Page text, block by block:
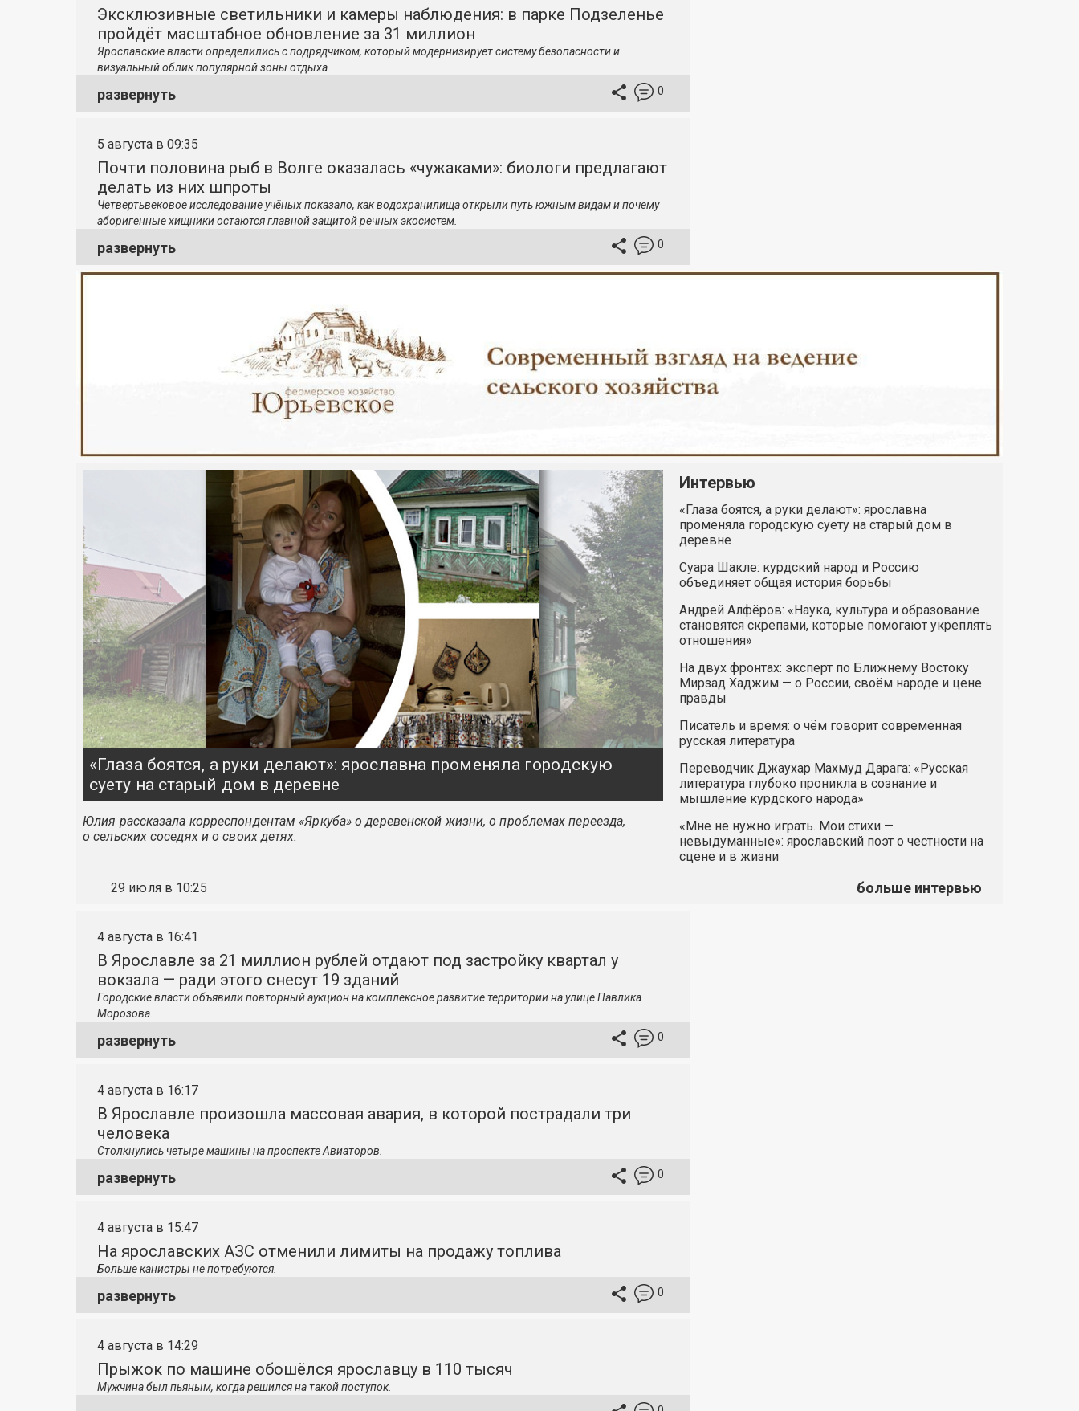
Эксклюзивные светильники и камеры наблюдения: в парке Подзеленье
пройдёт масштабное обновление за 31 миллион
Ярославские власти определились с подрядчиком, который модернизирует систему безопасности и
визуальный облик популярной зоны отдыха.
развернуть 0
5 августа в 09:35
Почти половина рыб в Волге оказалась «чужаками»: биологи предлагают
делать из них шпроты
Четвертьвековое исследование учёных показало, как водохранилища открыли путь южным видам и почему
аборигенные хищники остаются главной защитой речных экосистем.
развернуть 0
«Глаза боятся, а руки делают»: ярославна променяла городскую
суету на старый дом в деревне
Юлия рассказала корреспондентам «Яркуба» о деревенской жизни, о проблемах переезда,
о сельских соседях и о своих детях.
29 июля в 10:25
Интервью
«Глаза боятся, а руки делают»: ярославна
променяла городскую суету на старый дом в
деревне
Суара Шакле: курдский народ и Россию
объединяет общая история борьбы
Андрей Алфёров: «Наука, культура и образование
становятся скрепами, которые помогают укреплять
отношения»
На двух фронтах: эксперт по Ближнему Востоку
Мирзад Хаджим — о России, своём народе и цене
правды
Писатель и время: о чём говорит современная
русская литература
Переводчик Джаухар Махмуд Дарага: «Русская
литература глубоко проникла в сознание и
мышление курдского народа»
«Мне не нужно играть. Мои стихи —
невыдуманные»: ярославский поэт о честности на
сцене и в жизни
больше интервью
4 августа в 16:41
В Ярославле за 21 миллион рублей отдают под застройку квартал у
вокзала — ради этого снесут 19 зданий
Городские власти объявили повторный аукцион на комплексное развитие территории на улице Павлика
Морозова.
развернуть 0
4 августа в 16:17
В Ярославле произошла массовая авария, в которой пострадали три
человека
Столкнулись четыре машины на проспекте Авиаторов.
развернуть 0
4 августа в 15:47
На ярославских АЗС отменили лимиты на продажу топлива
Больше канистры не потребуются.
развернуть 0
4 августа в 14:29
Прыжок по машине обошёлся ярославцу в 110 тысяч
Мужчина был пьяным, когда решился на такой поступок.